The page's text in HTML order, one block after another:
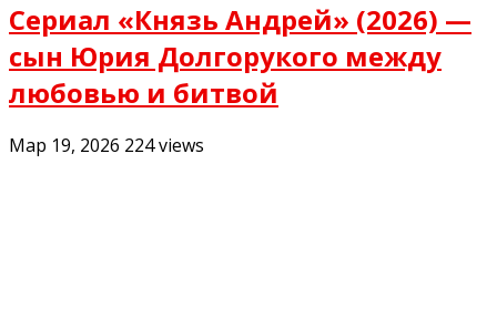
Сериал «Князь Андрей» (2026) —
сын Юрия Долгорукого между
любовью и битвой
Мар 19, 2026 224views